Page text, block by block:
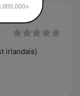
irlandais)